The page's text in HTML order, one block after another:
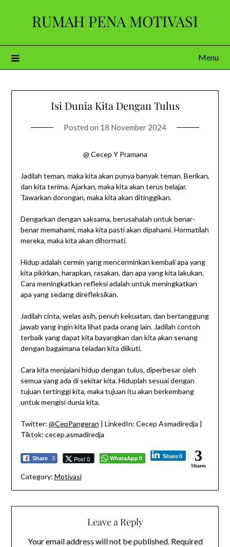
RUMAH PENA MOTIVASI
Menu
Isi Dunia Kita Dengan Tulus
Posted on 18 November 2024
@ Cecep Y Pramana
Jadilah teman, maka kita akan punya banyak teman. Berikan,
dan kita terima. Ajarkan, maka kita akan terus belajar.
Tawarkan dorongan, maka kita akan ditinggikan.
Dengarkan dengan saksama, berusahalah untuk benar-
benar memahami, maka kita pasti akan dipahami. Hormatilah
mereka, maka kita akan dihormati.
Hidup adalah cermin yang mencerminkan kembali apa yang
kita pikirkan, harapkan, rasakan, dan apa yang kita lakukan.
Cara meningkatkan refleksi adalah untuk meningkatkan
apa yang sedang direfleksikan.
Jadilah cinta, welas asih, penuh kekuatan, dan bertanggung
jawab yang ingin kita lihat pada orang lain. Jadilah contoh
terbaik yang dapat kita bayangkan dan kita akan senang
dengan bagaimana teladan kita diikuti.
Cara kita menjalani hidup dengan tulus, diperbesar oleh
semua yang ada di sekitar kita. Hiduplah sesuai dengan
tujuan tertinggi kita, maka tujuan itu akan berkembang
untuk mengisi dunia kita.
Twitter: @CepPangeran | LinkedIn: Cecep Asmadiredja |
Tiktok: cecep.asmadiredja
Share 3 Post 0 WhatsApp 0 Share 0 3
Shares
Category: Motivasi
Leave a Reply
Your email address will not be published. Required